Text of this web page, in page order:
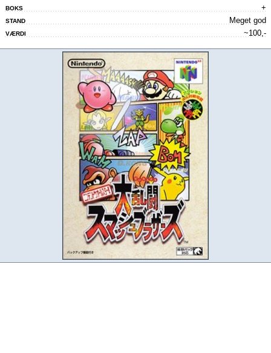
BOKS +
STAND Meget god
VÆRDI ~100,-